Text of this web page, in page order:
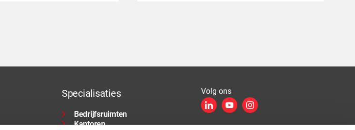
Specialisaties
Bedrijfsruimten
Kantoren
Volg ons
LinkedInYouTubeInstagram